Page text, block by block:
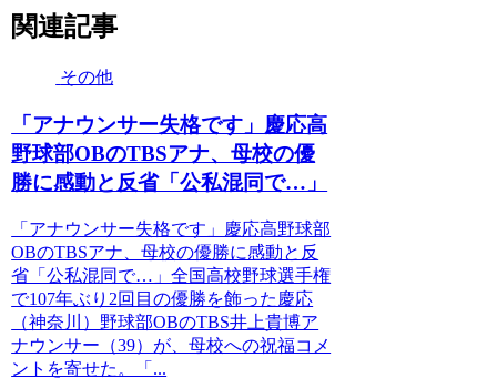
関連記事
その他
「アナウンサー失格です」慶応高
野球部OBのTBSアナ、母校の優
勝に感動と反省「公私混同で…」
「アナウンサー失格です」慶応高野球部
OBのTBSアナ、母校の優勝に感動と反
省「公私混同で…」全国高校野球選手権
で107年ぶり2回目の優勝を飾った慶応
（神奈川）野球部OBのTBS井上貴博ア
ナウンサー（39）が、母校への祝福コメ
ントを寄せた。「...